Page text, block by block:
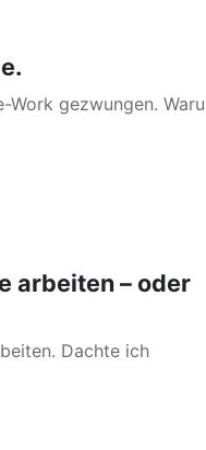
Work gezwungen.
arbeiten – oder
Dachte ich